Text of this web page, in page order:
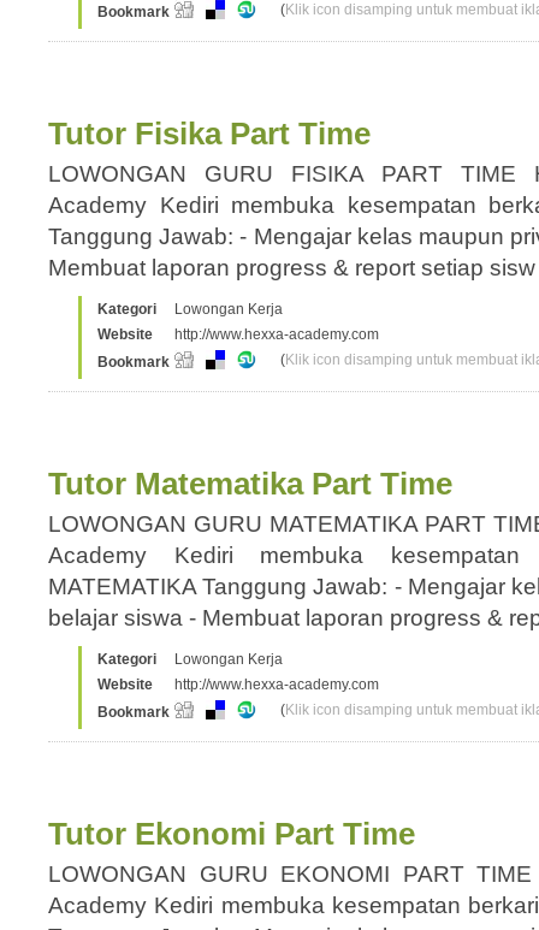
Bookmark
(Klik icon disamping untuk membuat
Tutor Fisika Part Time
LOWONGAN GURU FISIKA PART TIME
Academy Kediri membuka kesempatan
Tanggung Jawab: - Mengajar kelas maupun
Membuat laporan progress & report setiap
Kategori
Lowongan Kerja
Website
http://www.hexxa-academy.com
Bookmark
(Klik icon disamping untuk membuat
Tutor Matematika Part Time
LOWONGAN GURU MATEMATIKA PART
Academy Kediri membuka
MATEMATIKA Tanggung Jawab: - Mengajar
belajar siswa - Membuat laporan progress &
Kategori
Lowongan Kerja
Website
http://www.hexxa-academy.com
Bookmark
(Klik icon disamping untuk membuat
Tutor Ekonomi Part Time
LOWONGAN GURU EKONOMI PART
Academy Kediri membuka kesempatan